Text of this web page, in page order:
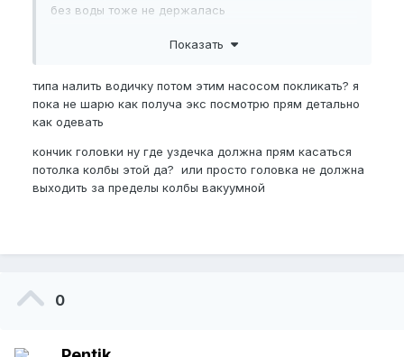
без воды тоже не держалась
увеличена
Показать
типа налить водичку потом этим насосом покликать? я
пока не шарю как получа экс посмотрю прям детально
как одевать
кончик головки ну где уздечка должна прям касаться
потолка колбы этой да? или просто головка не должна
выходить за пределы колбы вакуумной
0